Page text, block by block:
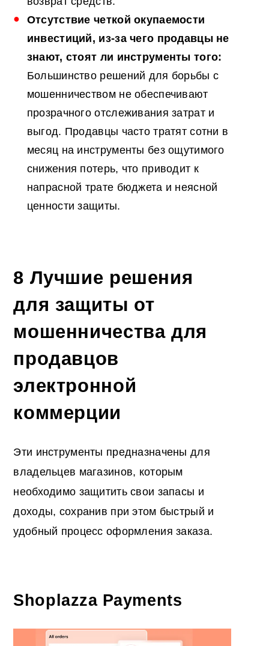
Отсутствие четкойокупаемости
инвестиций, из-за чего продавцы не
знают, стоят ли инструменты того:
Большинство решений для борьбы с
мошенничеством не обеспечивают
прозрачного отслеживания затрат и
выгод. Продавцы часто тратят сотни в
месяц на инструменты без ощутимого
снижения потерь, что приводит к
напрасной трате бюджета и неясной
ценности защиты.
8 Лучшие решения
для защиты от
мошенничества для
продавцов
электронной
коммерции
Эти инструменты предназначены для
владельцев магазинов, которым
необходимо защитить свои запасы и
доходы, сохранив при этом быстрый и
удобный процесс оформления заказа.
Shoplazza Payments